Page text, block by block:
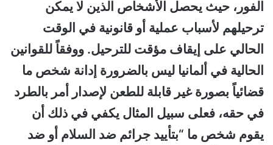
الفور، حيث يحصل الأشخاص الذين لا يمكن
ترحيلهم لأسباب عملية أو قانونية في الوقت
الحالي على إيقاف مؤقت للترحيل. ووفقاً للقوانين
الحالية في ألمانيا ليس بالضرورة إدانة شخص ما
قضائياً بصورة غير قابلة للطعن لإصدار أمر بالطرد
في حقه، فعلى سبيل المثال يكفي في ذلك أن
يقوم شخص ما “بتأييد جرائم ضد السلام أو ضد